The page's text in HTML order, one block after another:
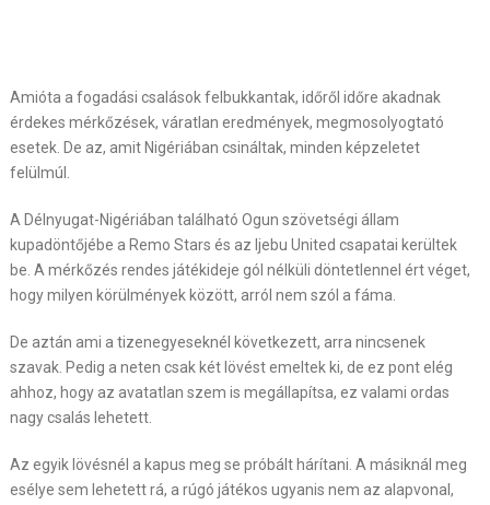
Amióta a fogadási csalások felbukkantak, időről időre akadnak
érdekes mérkőzések, váratlan eredmények, megmosolyogtató
esetek. De az, amit Nigériában csináltak, minden képzeletet
felülmúl.
A Délnyugat-Nigériában található Ogun szövetségi állam
kupadöntőjébe a Remo Stars és az Ijebu United csapatai kerültek
be. A mérkőzés rendes játékideje gól nélküli döntetlennel ért véget,
hogy milyen körülmények között, arról nem szól a fáma.
De aztán ami a tizenegyeseknél következett, arra nincsenek
szavak. Pedig a neten csak két lövést emeltek ki, de ez pont elég
ahhoz, hogy az avatatlan szem is megállapítsa, ez valami ordas
nagy csalás lehetett.
Az egyik lövésnél a kapus meg se próbált hárítani. A másiknál meg
esélye sem lehetett rá, a rúgó játékos ugyanis nem az alapvonal,